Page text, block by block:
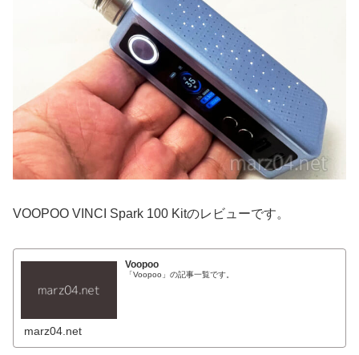
VOOPOO VINCI Spark 100 Kitのレビューです。
Voopoo
「Voopoo」の記事一覧です。
marz04.net